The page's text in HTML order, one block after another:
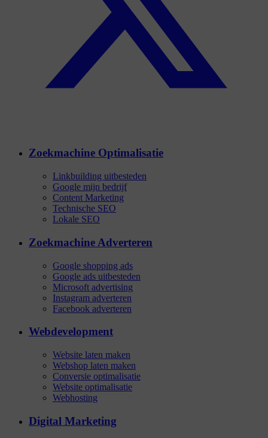
Zoekmachine Optimalisatie
Linkbuilding uitbesteden
Google mijn bedrijf
Content Marketing
Technische SEO
Lokale SEO
Zoekmachine Adverteren
Google shopping ads
Google ads uitbesteden
Microsoft advertising
Instagram adverteren
Facebook adverteren
Webdevelopment
Website laten maken
Webshop laten maken
Conversie optimalisatie
Website optimalisatie
Webhosting
Digital Marketing